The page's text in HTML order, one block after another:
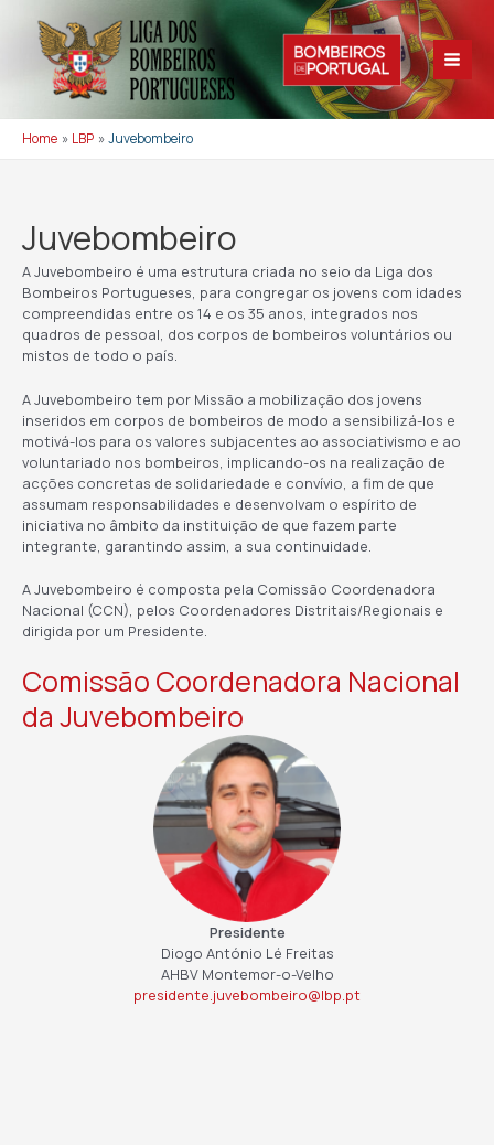
content
Main
Home LBP Juvebombeiro
Juvebombeiro
A Juvebombeiro é uma estrutura criada no seio da Liga dos
Bombeiros Portugueses, para congregar os jovens com idades
compreendidas entre os 14 e os 35 anos, integrados nos
quadros de pessoal, dos corpos de bombeiros voluntários ou
mistos de todo o país.
A Juvebombeiro tem por Missão a mobilização dos jovens
inseridos em corpos de bombeiros de modo a sensibilizá-los e
motivá-los para os valores subjacentes ao associativismo e ao
voluntariado nos bombeiros, implicando-os na realização de
acções concretas de solidariedade e convívio, a fim de que
assumam responsabilidades e desenvolvam o espírito de
iniciativa no âmbito da instituição de que fazem parte
integrante, garantindo assim, a sua continuidade.
A Juvebombeiro é composta pela Comissão Coordenadora
Nacional (CCN), pelos Coordenadores Distritais/Regionais e
dirigida por um Presidente.
Comissão Coordenadora Nacional
da Juvebombeiro
Presidente
Diogo António Lé Freitas
AHBV Montemor-o-Velho
presidente.juvebombeiro@lbp.pt